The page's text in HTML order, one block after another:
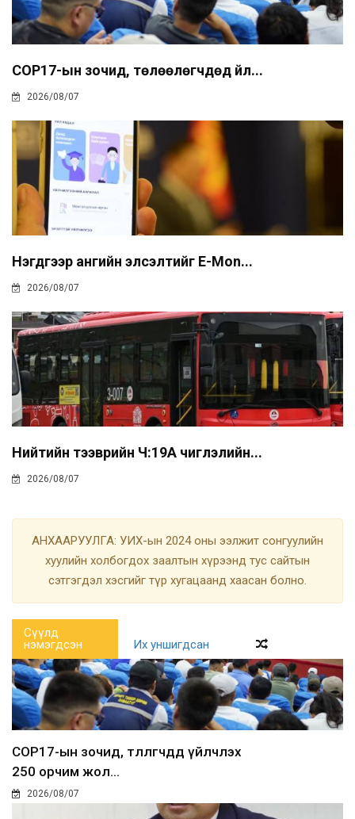
COP17-ын зочид, төлөөлөгчдөд үйл...
2026/08/07
Нэгдүгээр ангийн элсэлтийг E-Mon...
2026/08/07
Нийтийн тээврийн Ч:19А чиглэлийн...
2026/08/07
АНХААРУУЛГА: УИХ-ын 2024 оны ээлжит сонгуулийн
хуулийн холбогдох заалтын хүрээнд тус сайтын
сэтгэгдэл хэсгийг түр хугацаанд хаасан болно.
Сүүлд
нэмэгдсэн
Их уншигдсан
COP17-ын зочид, төлөөлөгчдөд үйлчлэх
250 орчим жол...
2026/08/07